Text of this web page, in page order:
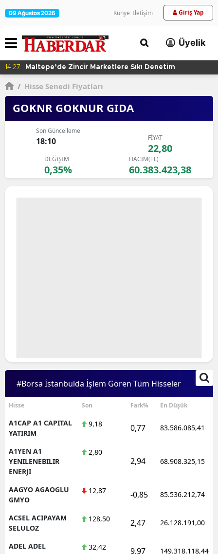
09 Ağustos 2026 Künye İletişim Giriş Yap
Üyelik
14:27 Maltepe’de Zincir Marketlere Sıkı Denetim
/ Hisse Senedi Fiyatları
GOKNR GOKNUR GIDA
Son Güncelleme
18:10 FİYAT
22,80
DEĞİŞİM
0,35%
HACİM(TL)
60.383.423,38
#Borsa İstanbulda İşlem Gören Tüm Hisseler
Hisse Son Fark% En Düşük
A1CAP A1 CAPITAL
YATIRIM
9,18 0,77 83.586.085,41
A1YEN A1
YENILENEBILIR
ENERJI
2,80
2,94 68.908.325,15
AAGYO AGAOGLU
GMYO
12,87 -0,85 85.536.212,74
ACSEL ACIPAYAM
SELULOZ
128,50 2,47 26.128.191,00
ADEL ADEL
32,42 9,97 149.318.118,44